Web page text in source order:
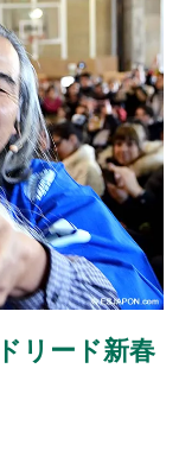
リード新春